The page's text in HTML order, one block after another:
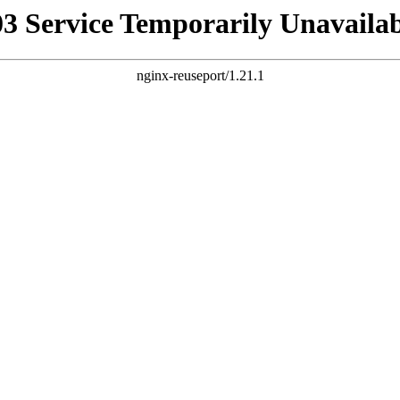
Service Temporarily
nginx-reuseport/1.21.1